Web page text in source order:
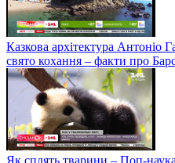
Казкова архітектура Антоніо
свято кохання – факти про
Як сплять тварини – Поп-наука